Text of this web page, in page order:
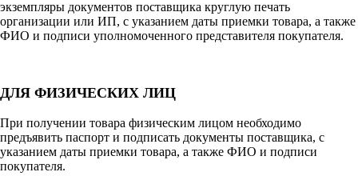
экземпляры документов поставщика круглую печать
организации или ИП, с указанием даты приемки товара, а также
ФИО и подписи уполномоченного представителя покупателя.
ДЛЯ ФИЗИЧЕСКИХ ЛИЦ
При получении товара физическим лицом необходимо
предъявить паспорт и подписать документы поставщика, с
указанием даты приемки товара, а также ФИО и подписи
покупателя.